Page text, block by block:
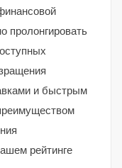
пролонгировать
и быстрым
рейтинге